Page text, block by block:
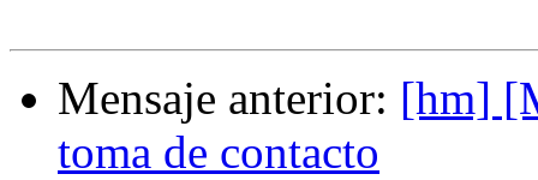
Mensaje anterior: [hm]
toma de contacto